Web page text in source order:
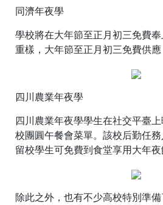
同濟年夜學
學校將在大年節至正月初三免費奉
重樣，大年節至正月初三免費供應
四川農業年夜學
四川農業年夜學學生在社交平臺
校團圓午餐會菜單。該校后勤任
留校學生可免費到食堂享用大年夜
除此之外，也有不少高校特別準